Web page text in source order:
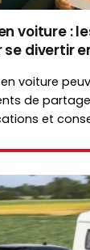
voiture :
divertir
voiture
de
et